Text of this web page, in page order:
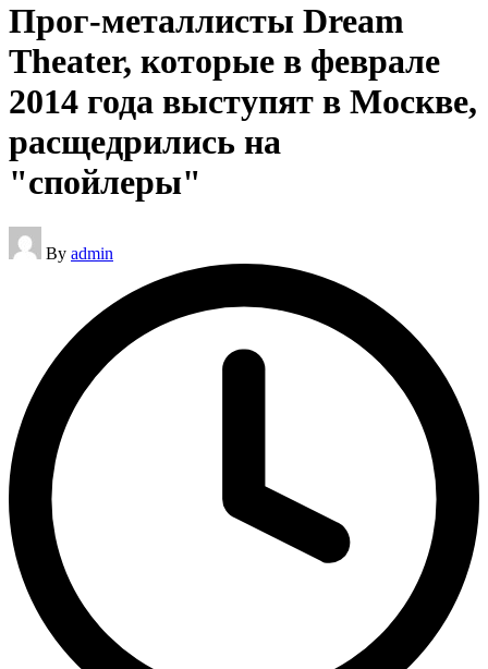
Прог-металлисты Dream
Theater, которые в феврале
2014 года выступят в Москве,
расщедрились на
"спойлеры"
Posted
by
By admin